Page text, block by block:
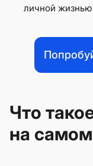
личной
Что
на